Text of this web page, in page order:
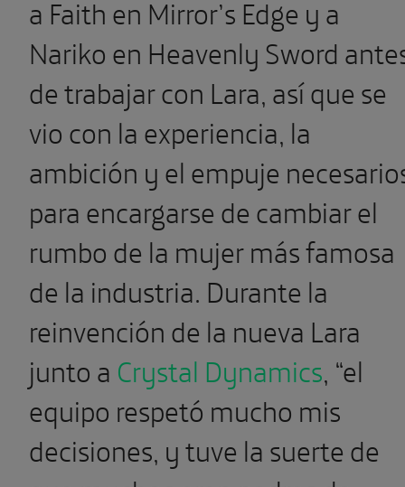
a Faith en Mirror’s Edge y a
Nariko en Heavenly Sword
de trabajar con Lara, así que se
vio con la experiencia, la
ambición y el empuje
para encargarse de cambiar el
rumbo de la mujer más famosa
de la industria. Durante la
reinvención de la nueva Lara
junto a Crystal Dynamics, “el
equipo respetó mucho mis
decisiones, y tuve la suerte de